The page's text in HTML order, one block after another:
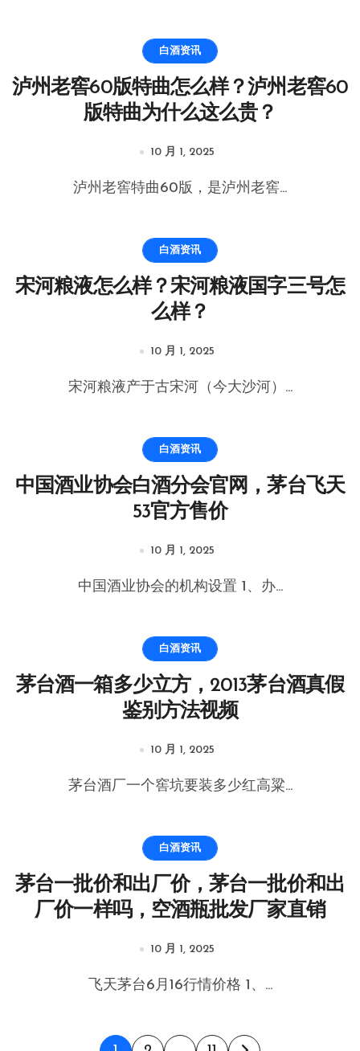
白酒资讯
泸州老窖60版特曲怎么样？泸州老窖60
版特曲为什么这么贵？
10 月 1, 2025
泸州老窖特曲60版，是泸州老窖...
白酒资讯
宋河粮液怎么样？宋河粮液国字三号怎
么样？
10 月 1, 2025
宋河粮液产于古宋河（今大沙河）...
白酒资讯
中国酒业协会白酒分会官网，茅台飞天
53官方售价
10 月 1, 2025
中国酒业协会的机构设置 1、办...
白酒资讯
茅台酒一箱多少立方，2013茅台酒真假
鉴别方法视频
10 月 1, 2025
茅台酒厂一个窖坑要装多少红高粱...
白酒资讯
茅台一批价和出厂价，茅台一批价和出
厂价一样吗，空酒瓶批发厂家直销
10 月 1, 2025
飞天茅台6月16行情价格 1、...